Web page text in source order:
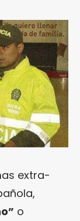
extra-
o